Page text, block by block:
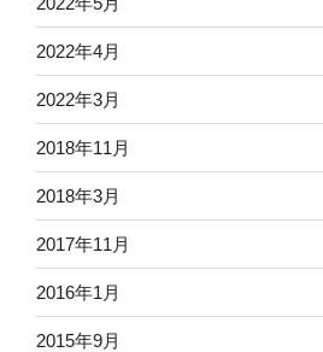
2022年4月
2022年3月
2018年11月
2018年3月
2017年11月
2016年1月
2015年9月